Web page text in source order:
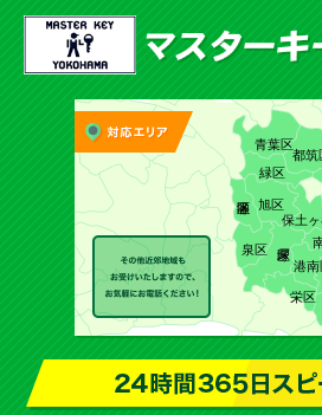
青葉区
都筑
緑区
旭区
保土
泉区
港南
栄区